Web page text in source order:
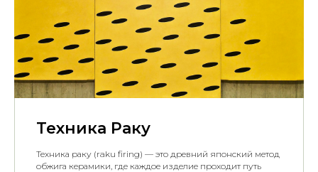
Техника Раку
Техника раку (raku firing) — это древний японский метод
обжига керамики, где каждое изделие проходит путь